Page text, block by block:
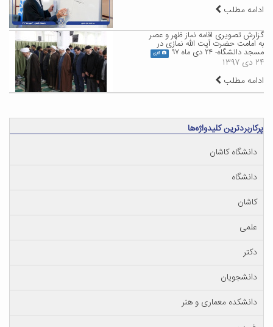
ادامه مطلب
گزارش تصویری اقامه نماز ظهر و عصر
به امامت حضرت آیت الله نمازی در
مسجد دانشگاه- ۲۴ دی ماه ۹۷ گالری
۲۴ دی ۱۳۹۷
ادامه مطلب
پرکاربردترین کلیدواژه‌ها
دانشگاه کاشان
دانشگاه
کاشان
علمی
دکتر
دانشجویان
دانشکده معماری و هنر